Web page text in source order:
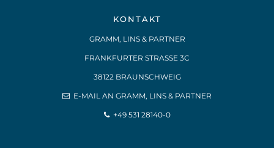
KONTAKT
GRAMM, LINS & PARTNER
FRANKFURTER STRASSE 3C
38122 BRAUNSCHWEIG
E-MAIL AN GRAMM, LINS & PARTNER
+49 531 28140-0